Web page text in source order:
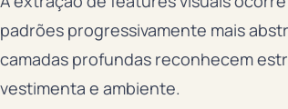
padrões progressivamente mais
camadas profundas reconhecem
vestimenta e ambiente.